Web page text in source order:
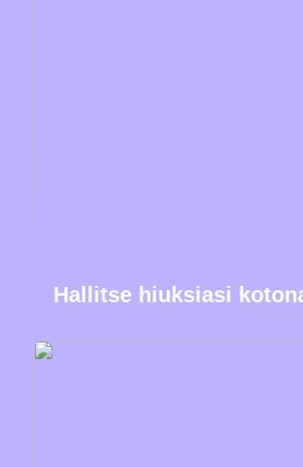
Hallitse hiuksiasi